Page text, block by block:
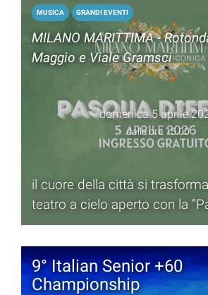
MUSICA GRANDI EVENTI
MILANO MARITTIMA -
Maggio e Viale Gramsci
domenica 5 aprile
dalle ore 15.00
il cuore della città si
teatro a cielo aperto con la
Diffusa”, in occasione del
di Primavera Marittima.
9° Italian Senior +60
Championship